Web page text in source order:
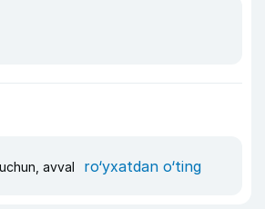
avval ro‘yxatdan o‘ting